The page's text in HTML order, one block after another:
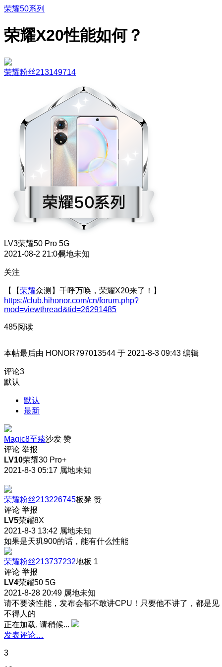
荣耀50系列
荣耀X20性能如何？
荣耀粉丝213149714
LV3荣耀50 Pro 5G
2021-08-2 21:04属地未知
关注
【【荣耀众测】千呼万唤，荣耀X20来了！】
https://club.hihonor.com/cn/forum.php?
mod=viewthread&tid=26291485
485阅读
本帖最后由 HONOR797013544 于 2021-8-3 09:43 编辑
评论3
默认
默认
最新
Magic8至臻沙发 赞
评论 举报
LV10荣耀30 Pro+
2021-8-3 05:17 属地未知
荣耀粉丝213226745板凳 赞
评论 举报
LV5荣耀8X
2021-8-3 13:42 属地未知
如果是天玑900的话，能有什么性能
荣耀粉丝213737232地板 1
评论 举报
LV4荣耀50 5G
2021-8-28 20:49 属地未知
请不要谈性能，发布会都不敢讲CPU！只要他不讲了，都是见
不得人的
正在加载, 请稍候...
发表评论…
3